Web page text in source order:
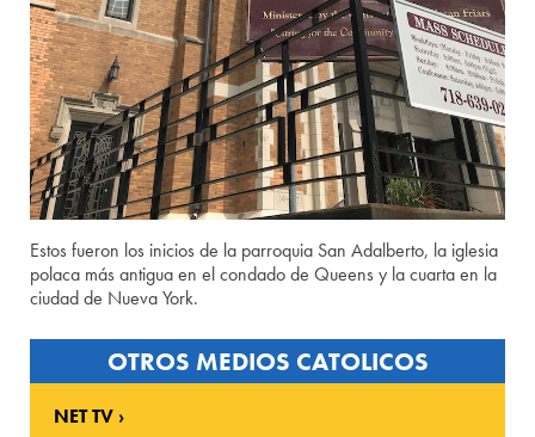
Estos fueron los inicios de la parroquia San Adalberto, la iglesia
polaca más antigua en el condado de Queens y la cuarta en la
ciudad de Nueva York.
OTROS MEDIOS CATOLICOS
NET TV